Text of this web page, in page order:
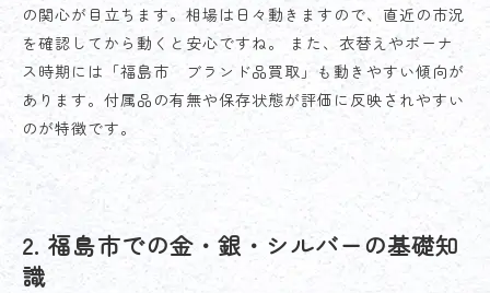
の関心が目立ちます。相場は日々動きますので、直近の市況
を確認してから動くと安心ですね。 また、衣替えやボーナ
ス時期には「福島市 ブランド品買取」も動きやすい傾向が
あります。付属品の有無や保存状態が評価に反映されやすい
のが特徴です。
2. 福島市での金・銀・シルバーの基礎知
識